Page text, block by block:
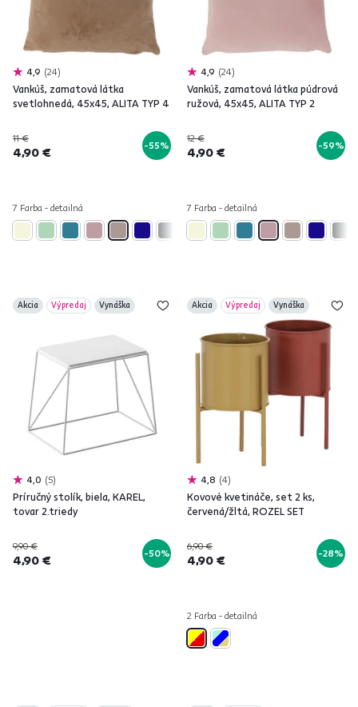
4,9 24
Vankúš, zamatová látka
svetlohnedá, 45x45, ALITA TYP 4
11 €
4,90 € -55%
7 Farba - detailná
4,9 24
Vankúš, zamatová látka púdrová
ružová, 45x45, ALITA TYP 2
12 €
4,90 € -59%
7 Farba - detailná
Akcia Výpredaj Vynáška
4,0 5
Príručný stolík, biela, KAREL,
tovar 2.triedy
9,90 €
4,90 € -50%
Akcia Výpredaj Vynáška
4,8 4
Kovové kvetináče, set 2 ks,
červená/žltá, ROZEL SET
6,90 €
4,90 € -28%
2 Farba - detailná